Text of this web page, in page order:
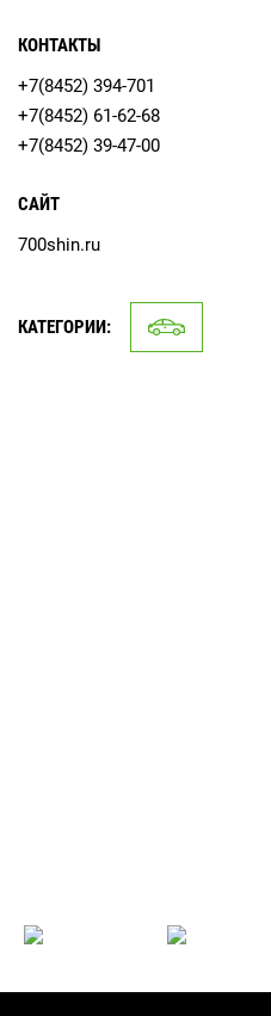
КОНТАКТЫ
+7(8452) 394-701
+7(8452) 61-62-68
+7(8452) 39-47-00
САЙТ
700shin.ru
КАТЕГОРИИ: